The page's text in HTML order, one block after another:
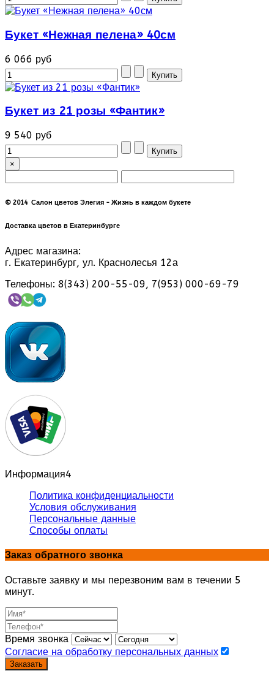
Букет «Нежная пелена» 40см
6 066 руб
Букет из 21 розы «Фантик»
9 540 руб
×
© 2014 Салон цветов Элегия - Жизнь в каждом букете
Доставка цветов в Екатеринбурге
Адрес магазина:
г. Екатеринбург, ул. Краснолесья 12а
Телефоны: 8(343) 200-55-09, 7(953) 000-69-79
Информация4
Политика конфиденциальности
Условия обслуживания
Персональные данные
Способы оплаты
Заказ обратного звонка
Оставьте заявку и мы перезвоним вам в течении 5
минут.
Время звонка
Согласие на обработку персональных данных
Заказать